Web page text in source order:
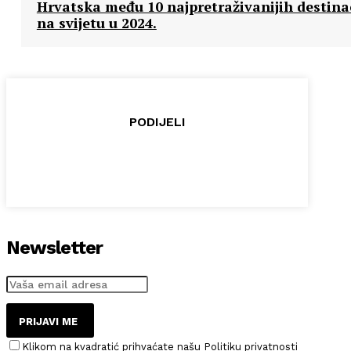
Hrvatska među 10 najpretraživanijih
na svijetu u 2024.
PODIJELI
Newsletter
PRIJAVI ME
Klikom na kvadratić prihvaćate našu Politiku privatnosti